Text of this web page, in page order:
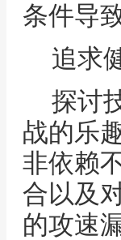
条件导
追求
探讨
战的乐
非依赖
合以及
的攻速